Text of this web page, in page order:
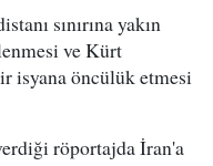
sınırına yakın
ve Kürt
isyana öncülük etmesi
röportajda İran'a